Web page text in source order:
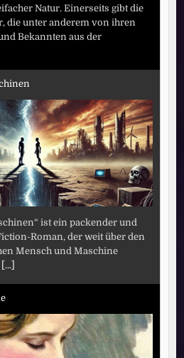
Natur. Einerseits gibt die
die unter anderem von ihren
Bekannten aus der
ist ein packender und
Roman, der weit über den
Mensch und Maschine
[...]